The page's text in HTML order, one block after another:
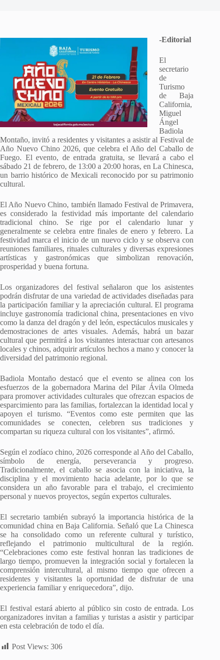
-Editorial
El
secretario
de
Turismo
de Baja
California,
Miguel
Ángel
Badiola
Montaño, invitó a residentes y visitantes a asistir al Festival de
Año Nuevo Chino 2026, que celebra el Año del Caballo de
Fuego. El evento, de entrada gratuita, se llevará a cabo el
sábado 21 de febrero, de 13:00 a 20:00 horas, en La Chinesca,
un barrio histórico de Mexicali reconocido por su patrimonio
cultural.
El Año Nuevo Chino, también llamado Festival de Primavera,
es considerado la festividad más importante del calendario
tradicional chino. Se rige por el calendario lunar y
generalmente se celebra entre finales de enero y febrero. La
festividad marca el inicio de un nuevo ciclo y se observa con
reuniones familiares, rituales culturales y diversas expresiones
artísticas y gastronómicas que simbolizan renovación,
prosperidad y buena fortuna.
Los organizadores del festival señalaron que los asistentes
podrán disfrutar de una variedad de actividades diseñadas para
la participación familiar y la apreciación cultural. El programa
incluye gastronomía tradicional china, presentaciones en vivo
como la danza del dragón y del león, espectáculos musicales y
demostraciones de artes visuales. Además, habrá un bazar
cultural que permitirá a los visitantes interactuar con artesanos
locales y chinos, adquirir artículos hechos a mano y conocer la
diversidad del patrimonio regional.
Badiola Montaño destacó que el evento se alinea con los
esfuerzos de la gobernadora Marina del Pilar Ávila Olmeda
para promover actividades culturales que ofrezcan espacios de
esparcimiento para las familias, fortalezcan la identidad local y
apoyen el turismo. “Eventos como este permiten que las
comunidades se conecten, celebren sus tradiciones y
compartan su riqueza cultural con los visitantes”, afirmó.
Según el zodíaco chino, 2026 corresponde al Año del Caballo,
símbolo de energía, perseverancia y progreso.
Tradicionalmente, el caballo se asocia con la iniciativa, la
disciplina y el movimiento hacia adelante, por lo que se
considera un año favorable para el trabajo, el crecimiento
personal y nuevos proyectos, según expertos culturales.
El secretario también subrayó la importancia histórica de la
comunidad china en Baja California. Señaló que La Chinesca
se ha consolidado como un referente cultural y turístico,
reflejando el patrimonio multicultural de la región.
“Celebraciones como este festival honran las tradiciones de
largo tiempo, promueven la integración social y fortalecen la
comprensión intercultural, al mismo tiempo que ofrecen a
residentes y visitantes la oportunidad de disfrutar de una
experiencia familiar y enriquecedora”, dijo.
El festival estará abierto al público sin costo de entrada. Los
organizadores invitan a familias y turistas a asistir y participar
en esta celebración de todo el día.
Post Views: 306